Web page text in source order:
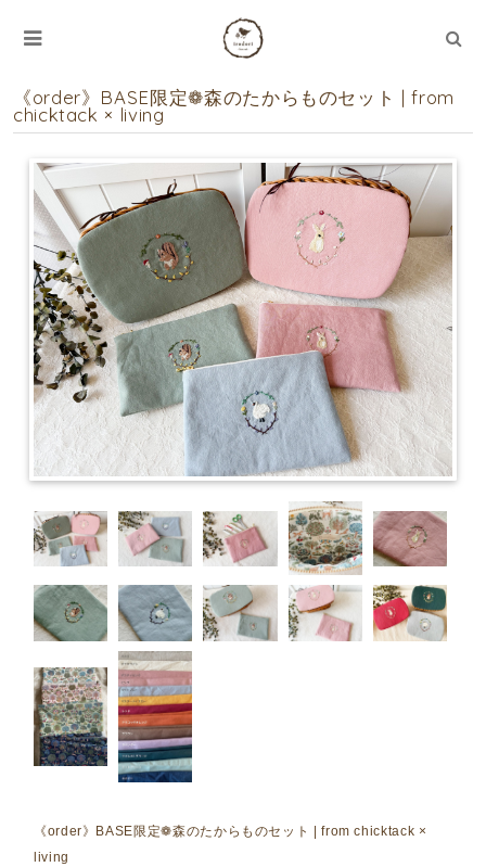
《order》BASE限定❁森のたからものセット | from
chicktack × living
《order》BASE限定❁森のたからものセット | from chicktack ×
living